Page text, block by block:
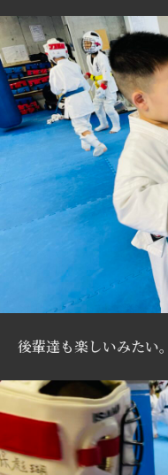
後輩達も楽しいみたい。